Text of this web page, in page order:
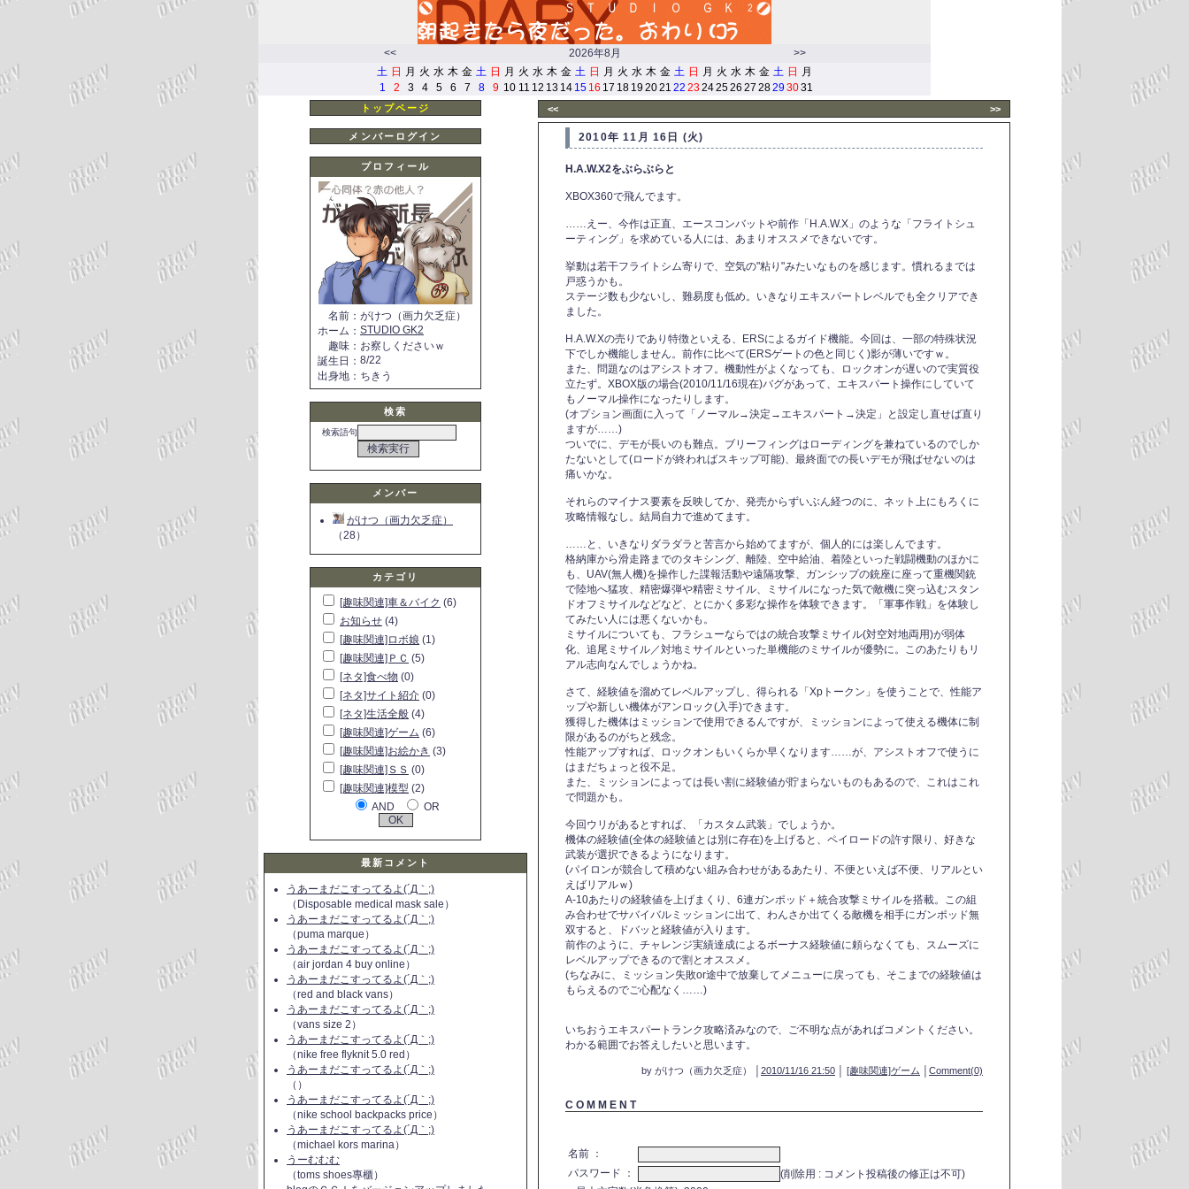
<< 2026年8月
>>
土 日 月 火 水 木 金 土 日 月 火 水 木 金 土 日 月 火 水 木 金 土 日 月 火 水 木 金 土 日
月
1
2 3 4 5 6 7 8 9 10 11 12 13 14 15 16 17 18 19 2021 22 23 242526 27 2829 3031
トップページ
メンバーログイン
プロフィール
名前 ： がけつ（画力欠乏症）
ホーム ： STUDIO GK2
趣味 ： お察しくださいｗ
誕生日 ： 8/22
出身地 ： ちきう
検索
検索語句
メンバー
がけつ（画力欠乏症）
（28）
カテゴリ
[趣味関連]車＆バイク (6)
お知らせ (4)
[趣味関連]ロボ娘 (1)
[趣味関連]ＰＣ (5)
[ネタ]食べ物 (0)
[ネタ]サイト紹介 (0)
[ネタ]生活全般 (4)
[趣味関連]ゲーム (6)
[趣味関連]お絵かき (3)
[趣味関連]ＳＳ (0)
[趣味関連]模型 (2)
AND
OR
最新コメント
うあーまだこすってるよ(´Д｀;)
（Disposable medical mask sale）
うあーまだこすってるよ(´Д｀;)
（puma marque）
うあーまだこすってるよ(´Д｀;)
（air jordan 4 buy online）
うあーまだこすってるよ(´Д｀;)
（red and black vans）
うあーまだこすってるよ(´Д｀;)
（vans size 2）
うあーまだこすってるよ(´Д｀;)
（nike free flyknit 5.0 red）
うあーまだこすってるよ(´Д｀;)
（）
うあーまだこすってるよ(´Д｀;)
（nike school backpacks price）
うあーまだこすってるよ(´Д｀;)
（michael kors marina）
うーむむむ
（toms shoes專櫃）
<< >>
2010年 11月 16日 (火)
H.A.W.X2をぶらぶらと
XBOX360で飛んでます。
……えー、今作は正直、エースコンバットや前作「H.A.W.X」のような「フライトシュ
ーティング」を求めている人には、あまりオススメできないです。
挙動は若干フライトシム寄りで、空気の"粘り"みたいなものを感じます。慣れるまでは
戸惑うかも。
ステージ数も少ないし、難易度も低め。いきなりエキスパートレベルでも全クリアでき
ました。
H.A.W.Xの売りであり特徴といえる、ERSによるガイド機能。今回は、一部の特殊状況
下でしか機能しません。前作に比べて(ERSゲートの色と同じく)影が薄いですｗ。
また、問題なのはアシストオフ。機動性がよくなっても、ロックオンが遅いので実質役
立たず。XBOX版の場合(2010/11/16現在)バグがあって、エキスパート操作にしていて
もノーマル操作になったりします。
(オプション画面に入って「ノーマル→決定→エキスパート→決定」と設定し直せば直り
ますが……)
ついでに、デモが長いのも難点。ブリーフィングはローディングを兼ねているのでしか
たないとして(ロードが終わればスキップ可能)、最終面での長いデモが飛ばせないのは
痛いかな。
それらのマイナス要素を反映してか、発売からずいぶん経つのに、ネット上にもろくに
攻略情報なし。結局自力で進めてます。
……と、いきなりダラダラと苦言から始めてますが、個人的には楽しんでます。
格納庫から滑走路までのタキシング、離陸、空中給油、着陸といった戦闘機動のほかに
も、UAV(無人機)を操作した諜報活動や遠隔攻撃、ガンシップの銃座に座って重機関銃
で陸地へ猛攻、精密爆弾や精密ミサイル、ミサイルになった気で敵機に突っ込むスタン
ドオフミサイルなどなど、とにかく多彩な操作を体験できます。「軍事作戦」を体験し
てみたい人には悪くないかも。
ミサイルについても、フラシューならではの統合攻撃ミサイル(対空対地両用)が弱体
化、追尾ミサイル／対地ミサイルといった単機能のミサイルが優勢に。このあたりもリ
アル志向なんでしょうかね。
さて、経験値を溜めてレベルアップし、得られる「Xpトークン」を使うことで、性能ア
ップや新しい機体がアンロック(入手)できます。
獲得した機体はミッションで使用できるんですが、ミッションによって使える機体に制
限があるのがちと残念。
性能アップすれば、ロックオンもいくらか早くなります……が、アシストオフで使うに
はまだちょっと役不足。
また、ミッションによっては長い割に経験値が貯まらないものもあるので、これはこれ
で問題かも。
今回ウリがあるとすれば、「カスタム武装」でしょうか。
機体の経験値(全体の経験値とは別に存在)を上げると、ペイロードの許す限り、好きな
武装が選択できるようになります。
(パイロンが競合して積めない組み合わせがあるあたり、不便といえば不便、リアルとい
えばリアルｗ)
A-10あたりの経験値を上げまくり、6連ガンポッド＋統合攻撃ミサイルを搭載。この組
み合わせでサバイバルミッションに出て、わんさか出てくる敵機を相手にガンポッド無
双すると、ドバッと経験値が入ります。
前作のように、チャレンジ実績達成によるボーナス経験値に頼らなくても、スムーズに
レベルアップできるので割とオススメ。
(ちなみに、ミッション失敗or途中で放棄してメニューに戻っても、そこまでの経験値は
もらえるのでご心配なく……)
いちおうエキスパートランク攻略済みなので、ご不明な点があればコメントください。
わかる範囲でお答えしたいと思います。
by がけつ（画力欠乏症） │ 2010/11/16 21:50 [趣味関連]ゲーム Comment(0)
C O M M E N T
名前 ：
パスワード ：
(削除用 : コメント投稿後の修正は不可)